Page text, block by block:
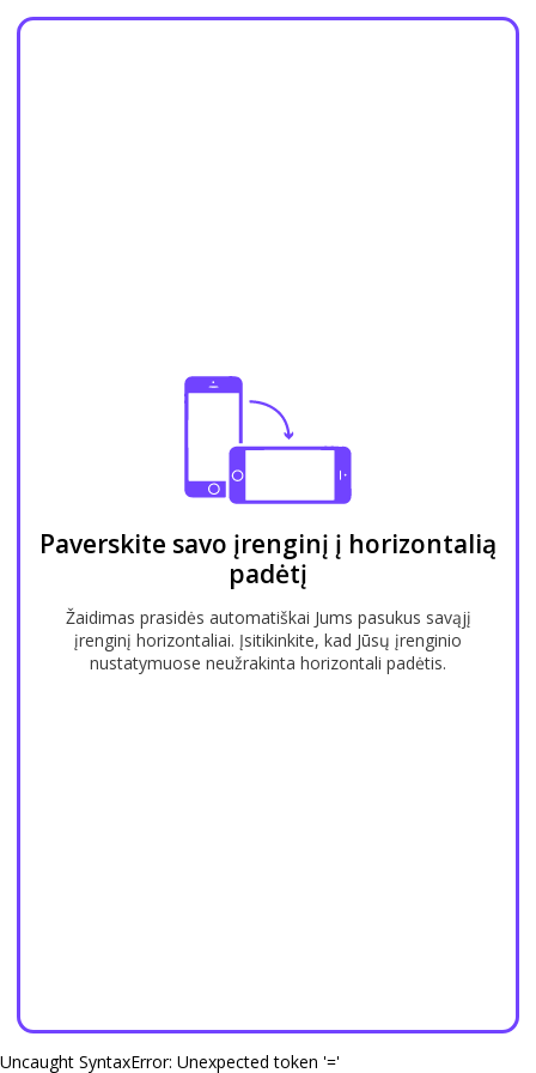
Paverskite savo įrenginį į horizontalią
padėtį
Žaidimas prasidės automatiškai Jums pasukus savąjį
įrenginį horizontaliai. Įsitikinkite, kad Jūsų įrenginio
nustatymuose neužrakinta horizontali padėtis.
Uncaught SyntaxError: Unexpected token '='